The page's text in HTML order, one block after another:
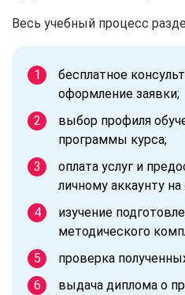
Весь учебный процесс
бесплатное
оформление заявки;
выбор профиля
программы курса;
оплата услуг и
личному аккаунту на
изучение
методического
проверка
выдача диплома о